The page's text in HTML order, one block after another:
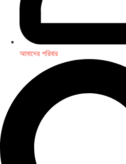
আমাদের পরিবার